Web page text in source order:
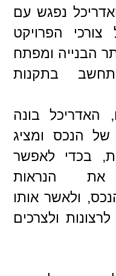
נפגש עם
הפרויקט
הבנייה ומפתח
בתקנות
האדריכל בונה
הנכס ומציג
בכדי לאפשר
הנראות
ולאשר אותו
ולצרכים